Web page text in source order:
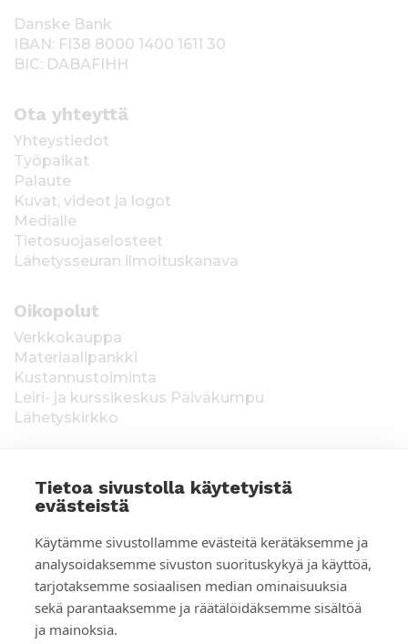
Tietoa sivustolla käytetyistä
evästeistä
Käytämme sivustollamme evästeitä kerätäksemme ja
analysoidaksemme sivuston suorituskykyä ja käyttöä,
tarjotaksemme sosiaalisen median ominaisuuksia
sekä parantaaksemme ja räätälöidäksemme sisältöä
ja mainoksia.
Danske Bank
IBAN: FI38 8000 1400 1611 30
BIC: DABAFIHH
Ota yhteyttä
Yhteystiedot
Työpaikat
Palaute
Kuvat, videot ja logot
Medialle
Tietosuojaselosteet
Lähetysseuran ilmoituskanava
Oikopolut
Verkkokauppa
Materiaalipankki
Kustannustoiminta
Leiri- ja kurssikeskus Päiväkumpu
Lähetyskirkko
voimassa toistaiseksi 1.1.2021 alkaen, myönnetty
1.12.2020, Poliisihallitus. Ahvenanmaa ÅLR
2025/5437, voimassa 1.1.–31.12.2026, myönnetty
28.8.2025 Ahvenanmaan maakuntahallitus. Kerätyt
varat käytetään Suomen Lähetysseuran